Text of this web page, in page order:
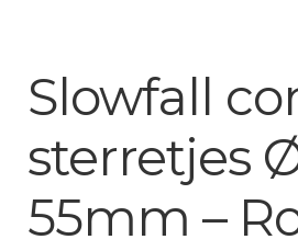
Slowfall
sterretjes
55mm –